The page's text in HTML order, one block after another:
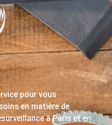
pour vous
en matière de
à Paris et en